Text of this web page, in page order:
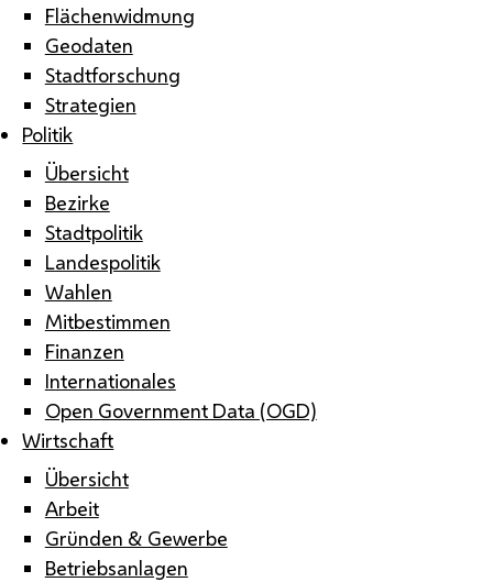
Flächenwidmung
Geodaten
Stadtforschung
Strategien
Politik
Übersicht
Bezirke
Stadtpolitik
Landespolitik
Wahlen
Mitbestimmen
Finanzen
Internationales
Open Government Data (OGD)
Wirtschaft
Übersicht
Arbeit
Gründen & Gewerbe
Betriebsanlagen